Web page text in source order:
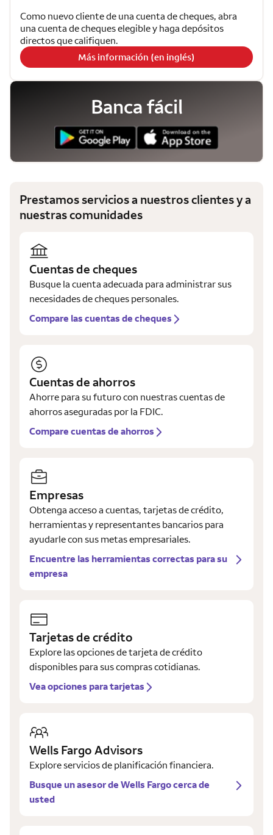
Como nuevo cliente de una cuenta de cheques, abra
una cuenta de cheques elegible y haga depósitos
directos que califiquen.
Más información (en inglés)
Banca fácil
Prestamos servicios a nuestros clientes y a
nuestras comunidades
Cuentas de cheques
Busque la cuenta adecuada para administrar sus
necesidades de cheques personales.
Compare las cuentas de cheques
Cuentas de ahorros
Ahorre para su futuro con nuestras cuentas de
ahorros aseguradas por la FDIC.
Compare cuentas de ahorros
Empresas
Obtenga acceso a cuentas, tarjetas de crédito,
herramientas y representantes bancarios para
ayudarle con sus metas empresariales.
Encuentre las herramientas correctas para su
empresa
Tarjetas de crédito
Explore las opciones de tarjeta de crédito
disponibles para sus compras cotidianas.
Vea opciones para tarjetas
Wells Fargo Advisors
Explore servicios de planificación financiera.
Busque un asesor de Wells Fargo cerca de
usted